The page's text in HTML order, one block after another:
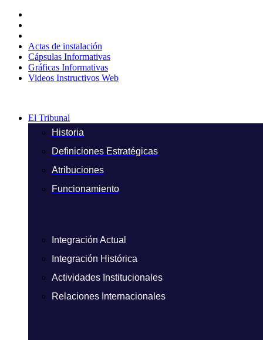
contenido
Actas de instalación
Cápsulas Informativas
Gráficas Informativas
Videos Instructivos Web
El Tribunal
Historia
Definiciones Estratégicas
Atribuciones
Funcionamiento
Integración Actual
Integración Histórica
Actividades Institucionales
Relaciones Internacionales